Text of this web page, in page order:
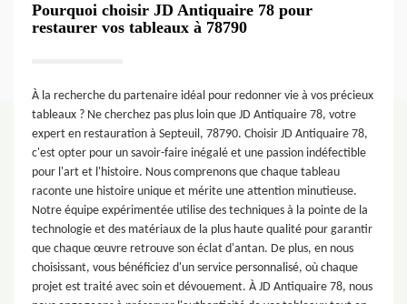
Pourquoi choisir JD Antiquaire 78 pour
restaurer vos tableaux à 78790
À la recherche du partenaire idéal pour redonner vie à vos précieux
tableaux ? Ne cherchez pas plus loin que JD Antiquaire 78, votre
expert en restauration à Septeuil, 78790. Choisir JD Antiquaire 78,
c'est opter pour un savoir-faire inégalé et une passion indéfectible
pour l'art et l'histoire. Nous comprenons que chaque tableau
raconte une histoire unique et mérite une attention minutieuse.
Notre équipe expérimentée utilise des techniques à la pointe de la
technologie et des matériaux de la plus haute qualité pour garantir
que chaque œuvre retrouve son éclat d'antan. De plus, en nous
choisissant, vous bénéficiez d'un service personnalisé, où chaque
projet est traité avec soin et dévouement. À JD Antiquaire 78, nous